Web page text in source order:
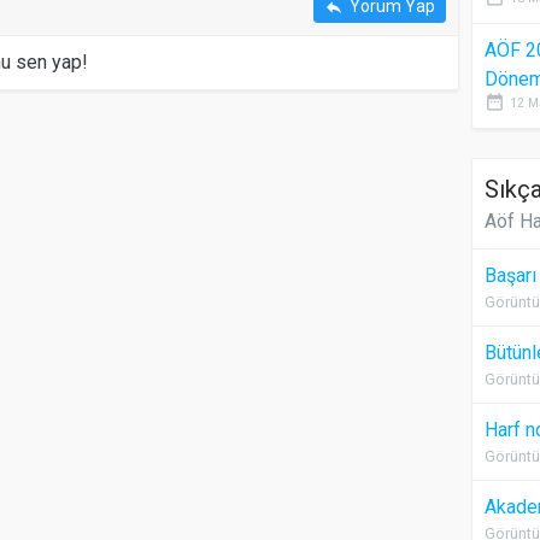
reply Yorum Yap
sen yap!
AÖF
date_range 12
Aöf
Harf